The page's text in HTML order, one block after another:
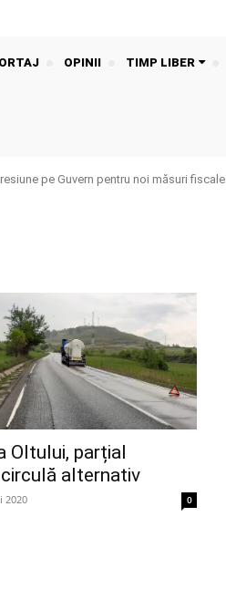
OPINII TIMP LIBER
pe Guvern pentru noi măsuri fiscale
Oltului, parțial
alternativ
2020 0